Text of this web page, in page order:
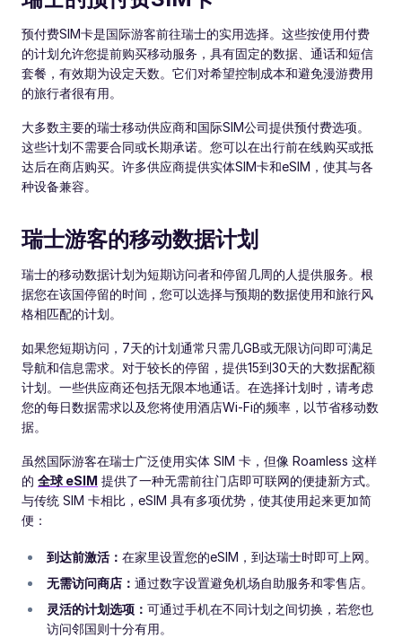
预付费SIM卡是国际游客前往瑞士的实用选择。这些按使用付费
的计划允许您提前购买移动服务，具有固定的数据、通话和短信
套餐，有效期为设定天数。它们对希望控制成本和避免漫游费用
的旅行者很有用。
大多数主要的瑞士移动供应商和国际SIM公司提供预付费选项。
这些计划不需要合同或长期承诺。您可以在出行前在线购买或抵
达后在商店购买。许多供应商提供实体SIM卡和eSIM，使其与各
种设备兼容。
瑞士游客的移动数据计划
瑞士的移动数据计划为短期访问者和停留几周的人提供服务。根
据您在该国停留的时间，您可以选择与预期的数据使用和旅行风
格相匹配的计划。
如果您短期访问，7天的计划通常只需几GB或无限访问即可满足
导航和信息需求。对于较长的停留，提供15到30天的大数据配额
计划。一些供应商还包括无限本地通话。在选择计划时，请考虑
您的每日数据需求以及您将使用酒店Wi-Fi的频率，以节省移动数
据。
虽然国际游客在瑞士广泛使用实体 SIM 卡，但像 Roamless 这样
的 全球 eSIM 提供了一种无需前往门店即可联网的便捷新方式。
与传统 SIM 卡相比，eSIM 具有多项优势，使其使用起来更加简
便：
到达前激活： 在家里设置您的eSIM，到达瑞士时即可上网。
无需访问商店： 通过数字设置避免机场自助服务和零售店。
灵活的计划选项： 可通过手机在不同计划之间切换，若您也
访问邻国则十分有用。